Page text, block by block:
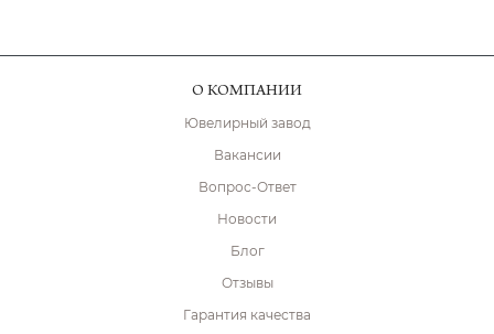
О КОМПАНИИ
Ювелирный завод
Вакансии
Вопрос-Ответ
Новости
Блог
Отзывы
Гарантия качества